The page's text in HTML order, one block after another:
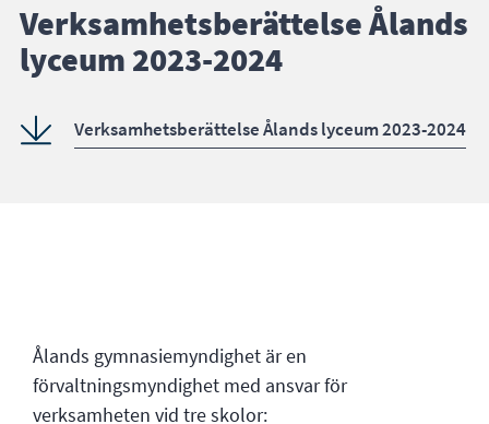
Verksamhetsberättelse Ålands
lyceum 2023-2024
Verksamhetsberättelse Ålands lyceum 2023-2024
Ålands gymnasiemyndighet är en
förvaltningsmyndighet med ansvar för
verksamheten vid tre skolor: